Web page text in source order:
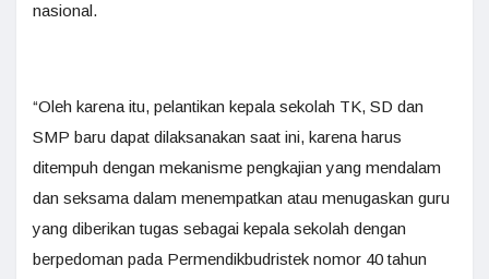
nasional.
“Oleh karena itu, pelantikan kepala sekolah TK, SD dan
SMP baru dapat dilaksanakan saat ini, karena harus
ditempuh dengan mekanisme pengkajian yang mendalam
dan seksama dalam menempatkan atau menugaskan guru
yang diberikan tugas sebagai kepala sekolah dengan
berpedoman pada Permendikbudristek nomor 40 tahun